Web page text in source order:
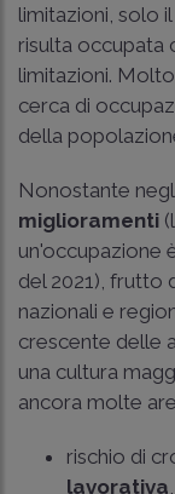
limitazioni, solo
risulta occupata
limitazioni.
cerca di
della
Nonostante
miglioramenti
un'occupazione
del 2021), frutto
nazionali e
crescente delle
una cultura
ancora molte
rischio di
lavorativa